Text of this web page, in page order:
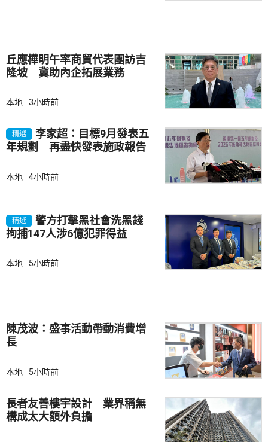
丘應樺明午率商貿代表團訪吉
隆坡 冀助內企拓展業務
本地 3小時前
精選
李家超：目標9月發表五
年規劃 再盡快發表施政報告
本地 4小時前
精選
警方打擊黑社會洗黑錢
拘捕147人涉6億犯罪得益
本地 5小時前
陳茂波：盛事活動帶動消費增
長
本地 5小時前
長者友善樓宇設計 業界稱無
構成太大額外負擔